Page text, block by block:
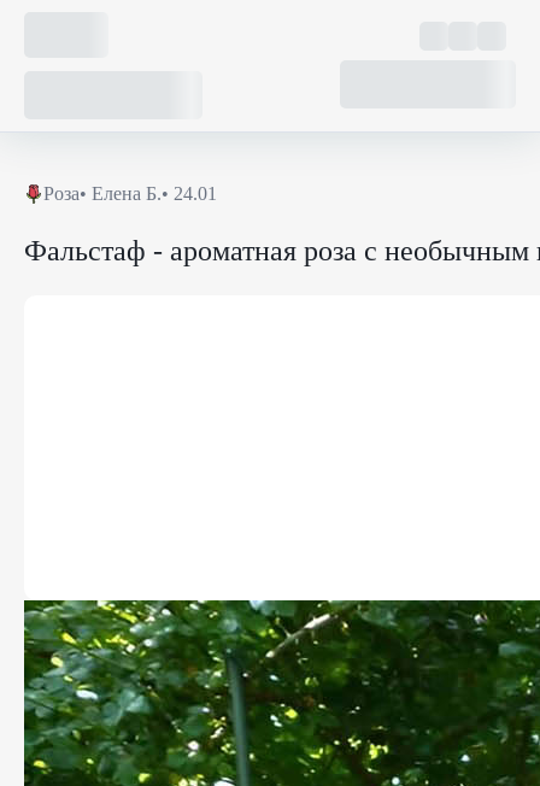
Роза• Елена Б.• 24.01
Фальстаф - ароматная роза с необычным